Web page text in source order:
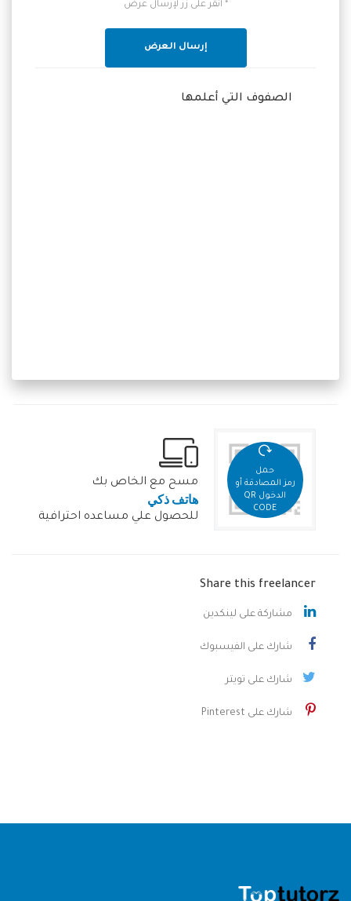
* انقر على زر لإرسال عرض
إرسال العرض
الصفوف التي أعلمها
حمل
رمز المصادقة أو
الدخول QR
CODE
مسح مع الخاص بك
هاتف ذكي
للحصول علي مساعده احترافية
Share this freelancer
مشاركة على لينكدين
شارك على الفيسبوك
شارك على تويتر
شارك على Pinterest